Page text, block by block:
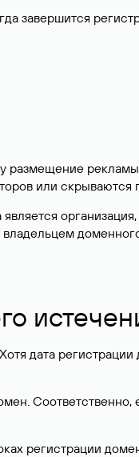
завершится
размещение
или скрываются
владельцем
дата
Соответственно,
регистрации